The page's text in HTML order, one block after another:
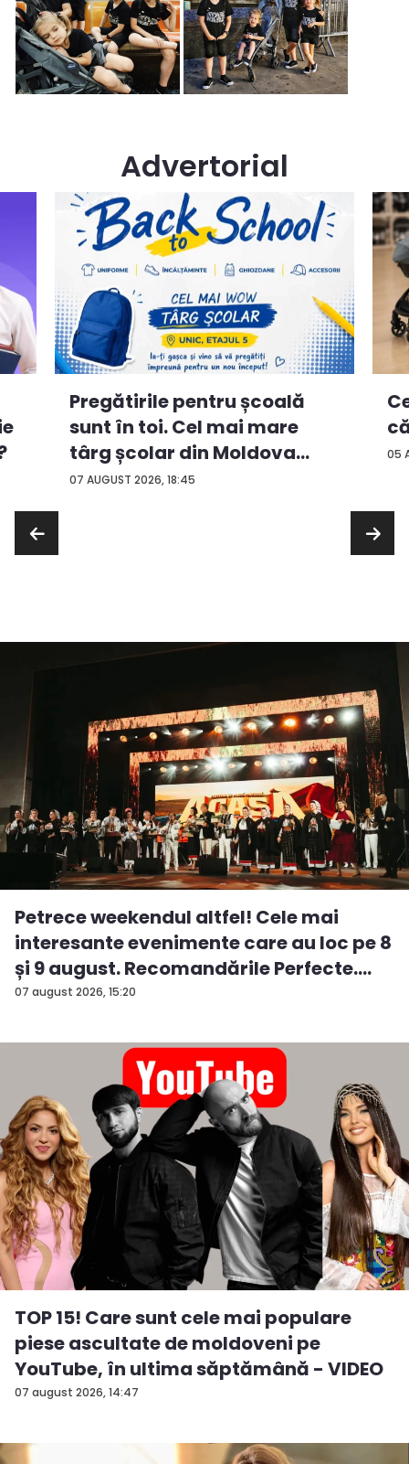
Advertorial
07 AUGUST 2026, 18:45
Pregătirile pentru școală
sunt în toi. Cel mai mare
târg școlar din Moldova
con...
05
07 august 2026, 15:20
Petrece weekendul altfel! Cele mai
interesante evenimente care au loc pe 8
și 9 august. Recomandările Perfecte....
07 august 2026, 14:47
TOP 15! Care sunt cele mai populare
piese ascultate de moldoveni pe
YouTube, în ultima săptămână - VIDEO